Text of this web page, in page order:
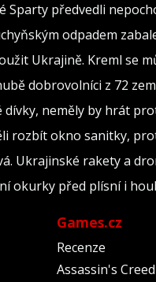
Sparty předvedli
odpadem
Ukrajině. Kreml se
dobrovolníci z 72
dívky, neměly by hrát
rozbít okno sanitky,
Ukrajinské rakety a
okurky před plísní i
Games.cz
Recenze
Assassin's Creed